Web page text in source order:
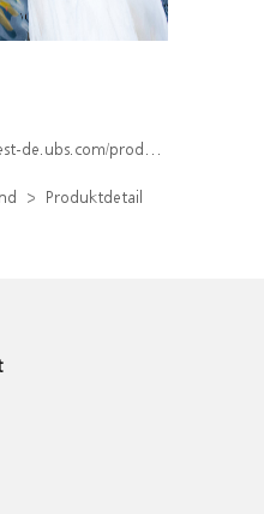
detail/index/isin/DE000WA5EU04
Produktdetail